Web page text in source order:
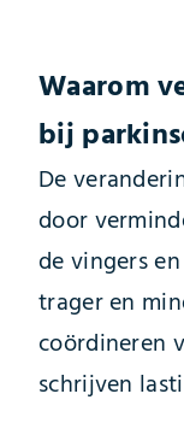
Waarom
bij
De
door
de vingers
trager en
coördineren
schrijven